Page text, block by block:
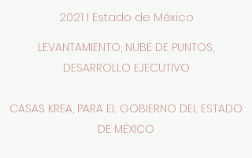
2021 I Estado de México
LEVANTAMIENTO, NUBE DE PUNTOS,
DESARROLLO EJECUTIVO
CASAS KREA, PARA EL GOBIERNO DEL ESTADO
DE MÉXICO